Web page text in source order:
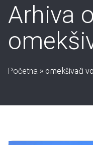
Arhiva
Početna » omekšivači